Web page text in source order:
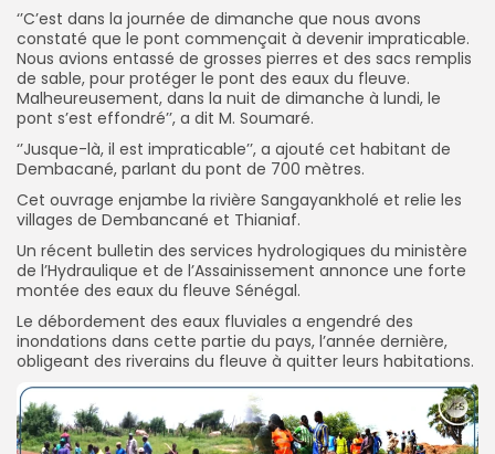
‘’C’est dans la journée de dimanche que nous avons
constaté que le pont commençait à devenir impraticable.
Nous avions entassé de grosses pierres et des sacs remplis
de sable, pour protéger le pont des eaux du fleuve.
Malheureusement, dans la nuit de dimanche à lundi, le
pont s’est effondré’’, a dit M. Soumaré.
‘’Jusque-là, il est impraticable’’, a ajouté cet habitant de
Dembacané, parlant du pont de 700 mètres.
Cet ouvrage enjambe la rivière Sangayankholé et relie les
villages de Dembancané et Thianiaf.
Un récent bulletin des services hydrologiques du ministère
de l’Hydraulique et de l’Assainissement annonce une forte
montée des eaux du fleuve Sénégal.
Le débordement des eaux fluviales a engendré des
inondations dans cette partie du pays, l’année dernière,
obligeant des riverains du fleuve à quitter leurs habitations.